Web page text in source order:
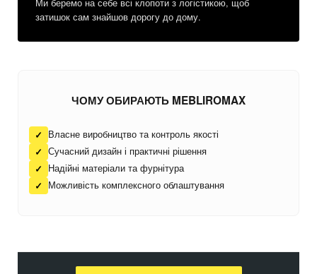
затишок сам знайшов дорогу до дому.
ЧОМУ ОБИРАЮТЬ MEBLIROMAX
✓ Власне виробництво та контроль якості
✓ Сучасний дизайн і практичні рішення
✓ Надійні матеріали та фурнітура
✓ Можливість комплексного облаштування